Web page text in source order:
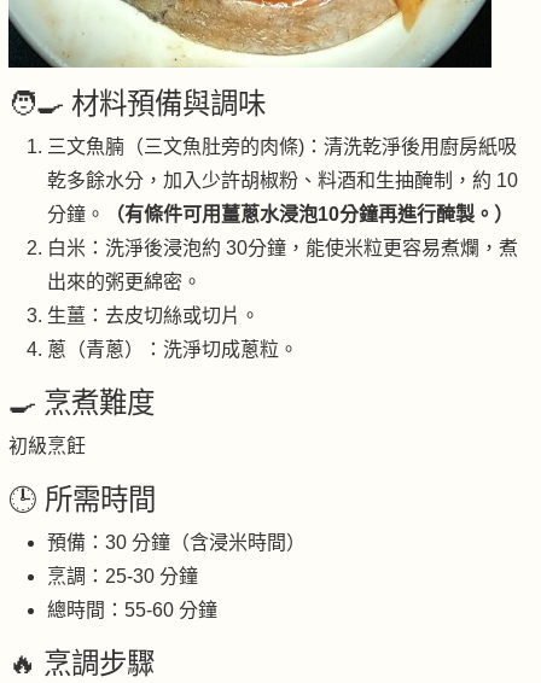
🧑‍🍳 材料預備與調味
三文魚腩（三文魚肚旁的肉條)：清洗乾淨後用廚房紙吸
乾多餘水分，加入少許胡椒粉、料酒和生抽醃制，約 10
分鐘。
（有條件可用薑蔥水浸泡10分鐘再進行醃製。）
白米：洗淨後浸泡約 30分鐘，能使米粒更容易煮爛，煮
出來的粥更綿密。
生薑：去皮切絲或切片。
蔥（青蔥）：洗淨切成蔥粒。
🍳 烹煮難度
初級烹飪
🕒 所需時間
預備：30 分鐘（含浸米時間）
烹調：25-30 分鐘
總時間：55-60 分鐘
🔥 烹調步驟